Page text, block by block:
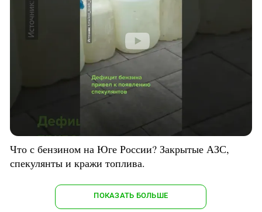
Что с бензином на Юге России? Закрытые АЗС,
спекулянты и кражи топлива.
ПОКАЗАТЬ БОЛЬШЕ